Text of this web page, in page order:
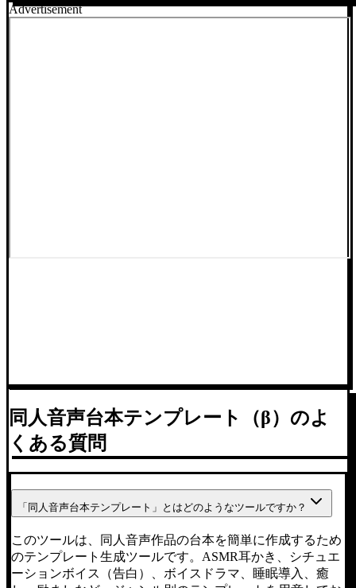
Advertisement
同人音声台本テンプレート（β）のよ
くある質問
「同人音声台本テンプレート」とはどのようなツールですか？
このツールは、同人音声作品の台本を簡単に作成するため
のテンプレート生成ツールです。ASMR耳かき、シチュエ
ーションボイス（告白）、ボイスドラマ、睡眠導入、癒